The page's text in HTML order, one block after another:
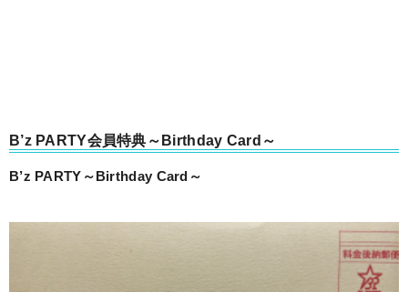
B’z PARTY会員特典～Birthday Card～
B’z PARTY～Birthday Card～